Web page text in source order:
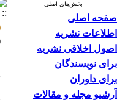
بخش‌های اصلی
صفحه اصلی
اطلاعات نشریه
اصول اخلاقی نشریه
برای نویسندگان
برای داوران
آرشیو مجله و مقالات